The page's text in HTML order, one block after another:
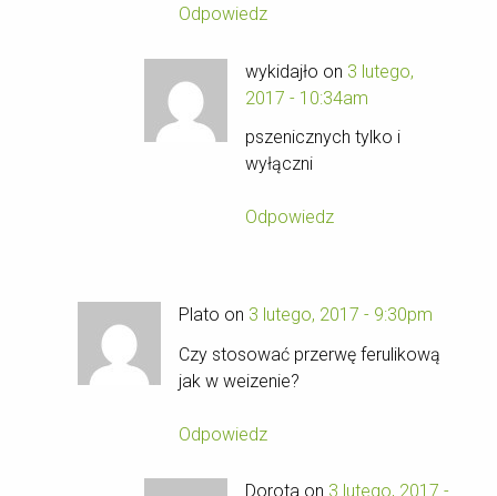
Odpowiedz
wykidajło on 3 lutego,
2017 - 10:34am
pszenicznych tylko i
wyłączni
Odpowiedz
Plato on 3 lutego, 2017 - 9:30pm
Czy stosować przerwę ferulikową
jak w weizenie?
Odpowiedz
Dorota on 3 lutego, 2017 -